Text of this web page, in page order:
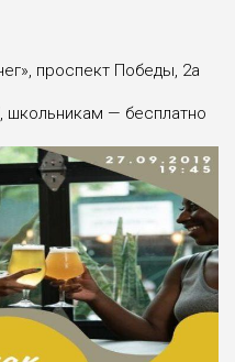
проспект Победы, 2а
школьникам — бесплатно